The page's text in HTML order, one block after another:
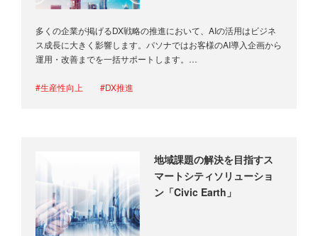
多くの企業が掲げるDX戦略の推進において、AIの活用はビジネ
ス成長に大きく影響します。パソナではお客様のAI導入企画から
運用・改善までを一括サポートします。
#生産性向上
#DX推進
地域課題の解決を目指すス
マートシティソリューショ
ン「Civic Earth」